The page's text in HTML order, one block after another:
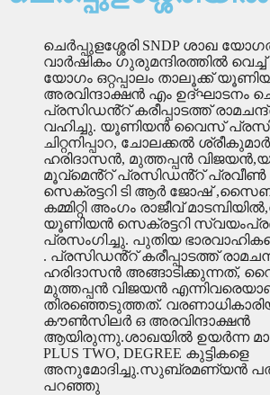
ചെർപ്പുളശ്ശേരി SNDP ശാഖ
വാർഷികം ഗുരുമന്ദിരത്തിൽ
യോഗം ഒറ്റപ്പാലം താലൂക്ക്
അരവിന്ദാക്ഷൻ എം ഉദ്ഘാടനം
പ്രസിഡൻ്റ് കരീപ്പാടത്ത്
വഹിച്ചു. യൂണിയൻ വൈസ്
ചിറ്റനിപ്പാറ, ചോലക്കൽ
ഹരിദാസൻ, മുത്തപ്പൻ
മൂവ്മെൻ്റ് പ്രസിഡൻ്റ് പ്രവീൺ
സെക്രട്ടറി ടി ആർ ജോഷ്
കമ്മിറ്റി അംഗം രാജീവ്
യൂണിയൻ സെക്രട്ടറി
പ്രസംഗിച്ചു. പുതിയ
. പ്രസിഡൻ്റ് കരീപ്പാടത്ത്
ഹരിദാസൻ അങ്ങാടിക്കുന്നത്,
മുത്തപ്പൻ വിജയൻ
തിരഞ്ഞെടുത്തത്.
കൗൺസിലർ ഒ അരവിന്ദാക്ഷൻ
ആയിരുന്നു.ശാഖയിൽ ഉയർന്ന മാർക്
PLUS TWO, DEGREE കുട്ടികളെ
അനുമോദിച്ചു.സുബ്രമണ്യൻ
പറഞ്ഞു